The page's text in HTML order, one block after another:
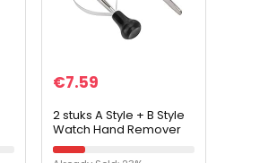
€7.59
2 stuks A Style + B Style
Watch Hand Remover
Presser Kit, Steel en
Plastic Watch Repair